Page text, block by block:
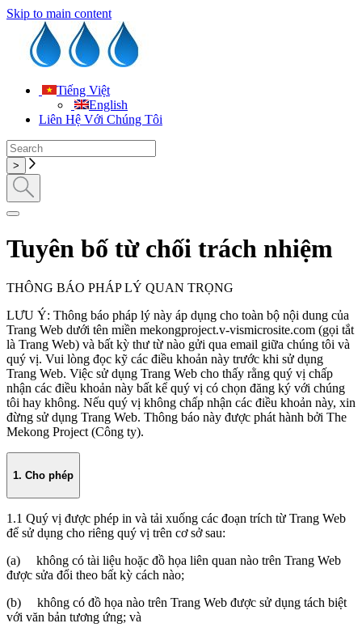
Skip to main content
Tiếng Việt
English
Liên Hệ Với Chúng Tôi
Tuyên bố từ chối trách nhiệm
THÔNG BÁO PHÁP LÝ QUAN TRỌNG
LƯU Ý: Thông báo pháp lý này áp dụng cho toàn bộ nội dung của
Trang Web dưới tên miền mekongproject.v-vismicrosite.com (gọi tắt
là Trang Web) và bất kỳ thư từ nào gửi qua email giữa chúng tôi và
quý vị. Vui lòng đọc kỹ các điều khoản này trước khi sử dụng
Trang Web. Việc sử dụng Trang Web cho thấy rằng quý vị chấp
nhận các điều khoản này bất kể quý vị có chọn đăng ký với chúng
tôi hay không. Nếu quý vị không chấp nhận các điều khoản này, xin
đừng sử dụng Trang Web. Thông báo này được phát hành bởi The
Mekong Project (Công ty).
1. Cho phép
1.1 Quý vị được phép in và tải xuống các đoạn trích từ Trang Web
để sử dụng cho riêng quý vị trên cơ sở sau:
(a) không có tài liệu hoặc đồ họa liên quan nào trên Trang Web
được sửa đổi theo bất kỳ cách nào;
(b) không có đồ họa nào trên Trang Web được sử dụng tách biệt
với văn bản tương ứng; và